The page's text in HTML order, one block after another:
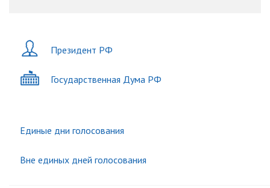
Президент РФ
Государственная Дума РФ
Единые дни голосования
Вне единых дней голосования